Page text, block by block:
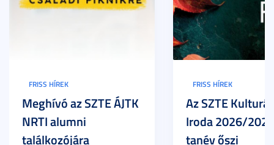
FRISS HÍREK
Meghívó az SZTE ÁJTK
NRTI alumni
találkozójára
FRISS HÍREK
Az SZTE
Iroda 2026/
tanév őszi